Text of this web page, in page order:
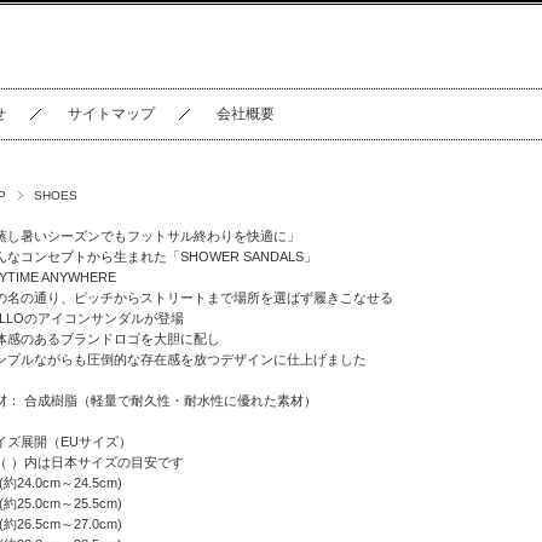
サイトマップ 会社概要
SHOES
し暑いシーズンでもフットサル終わりを快適に」
なコンセプトから生まれた「SHOWER SANDALS」
ANYWHERE
名の通り、ピッチからストリートまで場所を選ばず履きこなせる
のアイコンサンダルが登場
感のあるブランドロゴを大胆に配し
プルながらも圧倒的な存在感を放つデザインに仕上げました
： 合成樹脂（軽量で耐久性・耐水性に優れた素材）
ズ展開（EUサイズ）
）内は日本サイズの目安です
約24.0cm～24.5cm)
約25.0cm～25.5cm)
約26.5cm～27.0cm)